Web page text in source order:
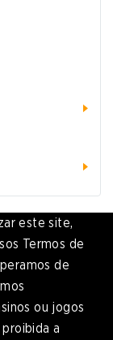
este site,
Termos de
de
ou jogos
a